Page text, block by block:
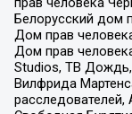
Белорусский дом
Дом прав
Дом прав
Studios, ТВ Дождь,
Вилфрида